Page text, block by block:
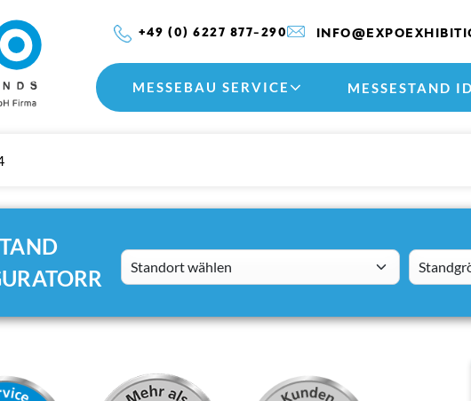
+49 (0) 6227 877-290
MESSEBAU SERVICE MESSESTAND
Standort wählen standsizes